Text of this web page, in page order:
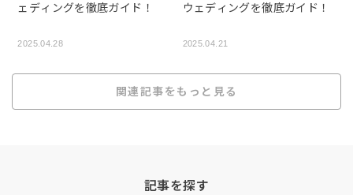
ェディングを徹底ガイド！
2025.04.28
ウェディングを徹底ガイド！
2025.04.21
関連記事をもっと見る
記事を探す